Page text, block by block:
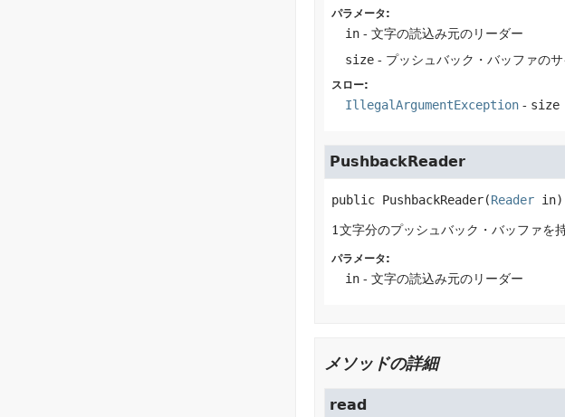
パラメータ:
in- 文字の読込み元のリーダー
size- プッシュバック・バッファの
スロー:
IllegalArgumentException- size
PushbackReader
public PushbackReader(Reader in)
1文字分のプッシュバック・バッファを
パラメータ:
in- 文字の読込み元のリーダー
メソッドの詳細
read